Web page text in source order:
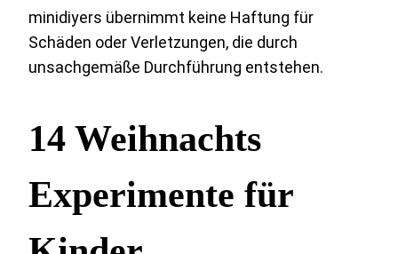
minidiyers übernimmt keine Haftung für
Schäden oder Verletzungen, die durch
unsachgemäße Durchführung entstehen.
14 Weihnachts
Experimente für